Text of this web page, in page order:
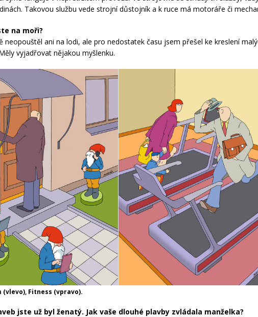
Takovou službu vede strojní důstojník a k ruce má motoráře či
na moři?
neopouštěl ani na lodi, ale pro nedostatek času jsem přešel ke kreslení
vyjadřovat nějakou myšlenku.
(vlevo), Fitness (vpravo).
jste už byl ženatý. Jak vaše dlouhé plavby zvládala manželka?